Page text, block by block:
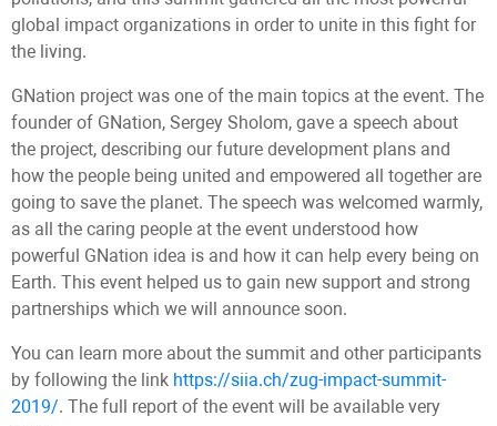
global impact organizations in order to unite in this fight for
the living.
GNation project was one of the main topics at the event. The
founder of GNation, Sergey Sholom, gave a speech about
the project, describing our future development plans and
how the people being united and empowered all together are
going to save the planet. The speech was welcomed warmly,
as all the caring people at the event understood how
powerful GNation idea is and how it can help every being on
Earth. This event helped us to gain new support and strong
partnerships which we will announce soon.
You can learn more about the summit and other participants
by following the link https://siia.ch/zug-impact-summit-
2019/. The full report of the event will be available very